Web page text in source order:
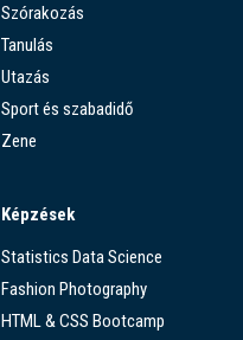
Szórakozás
Tanulás
Utazás
Sport és szabadidő
Zene
Képzések
Statistics Data Science
Fashion Photography
HTML & CSS Bootcamp